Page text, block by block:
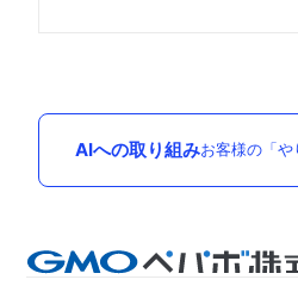
AIへの取り組みお客様の「